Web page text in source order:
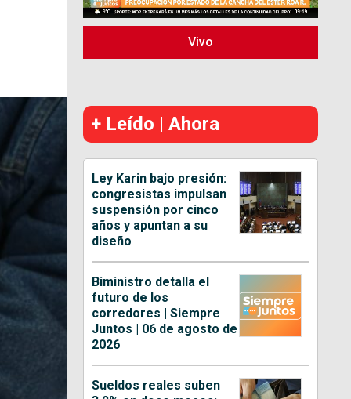
Vivo
+ Leído | Ahora
Ley Karin bajo presión:
congresistas impulsan
suspensión por cinco
años y apuntan a su
diseño
Biministro detalla el
futuro de los
corredores | Siempre
Juntos | 06 de agosto de
2026
Sueldos reales suben